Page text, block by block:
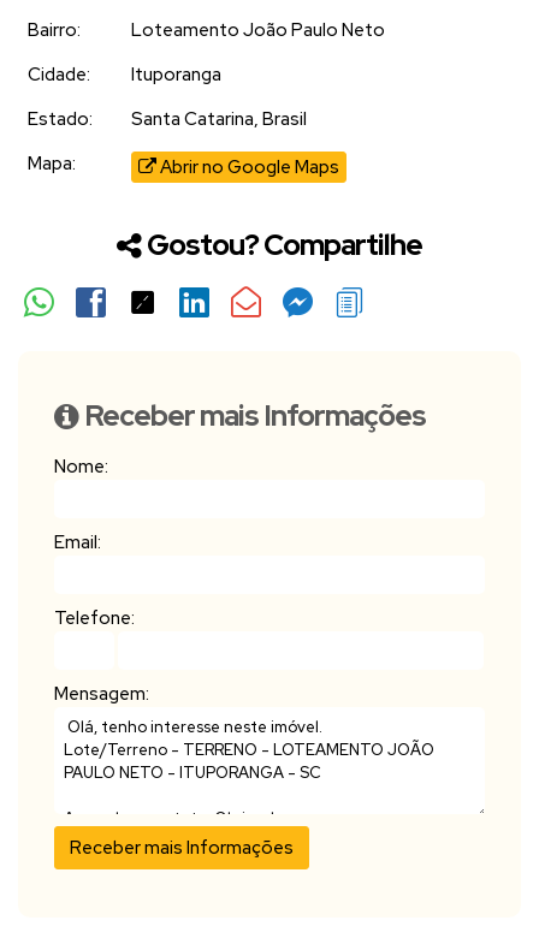
Bairro:
Loteamento João Paulo Neto
Cidade:
Ituporanga
Estado:
Santa Catarina, Brasil
Mapa:
Abrir no Google Maps
Gostou? Compartilhe
Receber mais Informações
Nome:
Email:
Telefone:
Mensagem: